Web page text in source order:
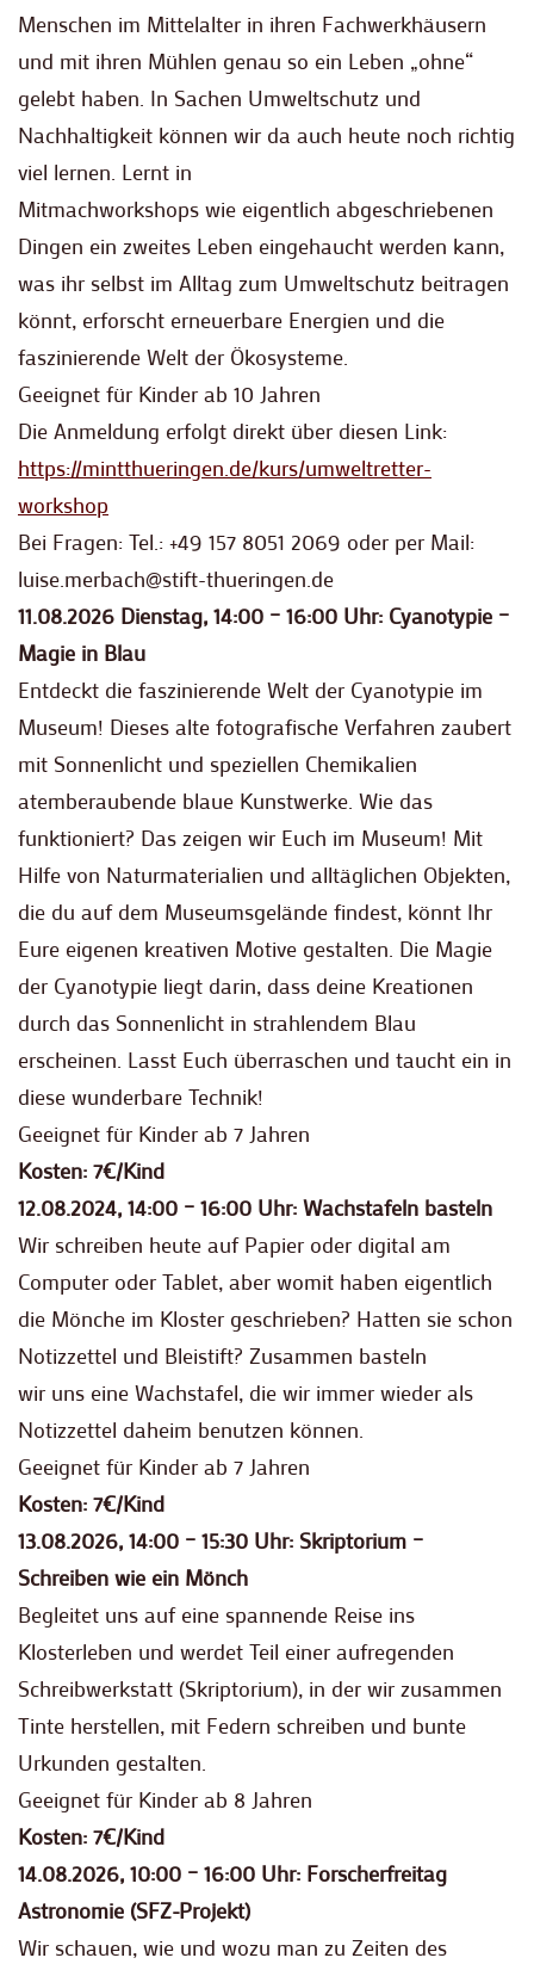
Menschen im Mittelalter in ihren Fachwerkhäusern
und mit ihren Mühlen genau so ein Leben „ohne“
gelebt haben. In Sachen Umweltschutz und
Nachhaltigkeit können wir da auch heute noch richtig
viel lernen. Lernt in
Mitmachworkshops wie eigentlich abgeschriebenen
Dingen ein zweites Leben eingehaucht werden kann,
was ihr selbst im Alltag zum Umweltschutz beitragen
könnt, erforscht erneuerbare Energien und die
faszinierende Welt der Ökosysteme.
Geeignet für Kinder ab 10 Jahren
Die Anmeldung erfolgt direkt über diesen Link:
https://mintthueringen.de/kurs/umweltretter-
workshop
Bei Fragen: Tel.: +49 157 8051 2069 oder per Mail:
luise.merbach@stift-thueringen.de
11.08.2026 Dienstag, 14:00 – 16:00 Uhr: Cyanotypie –
Magie in Blau
Entdeckt die faszinierende Welt der Cyanotypie im
Museum! Dieses alte fotografische Verfahren zaubert
mit Sonnenlicht und speziellen Chemikalien
atemberaubende blaue Kunstwerke. Wie das
funktioniert? Das zeigen wir Euch im Museum! Mit
Hilfe von Naturmaterialien und alltäglichen Objekten,
die du auf dem Museumsgelände findest, könnt Ihr
Eure eigenen kreativen Motive gestalten. Die Magie
der Cyanotypie liegt darin, dass deine Kreationen
durch das Sonnenlicht in strahlendem Blau
erscheinen. Lasst Euch überraschen und taucht ein in
diese wunderbare Technik!
Geeignet für Kinder ab 7 Jahren
Kosten: 7€/Kind
12.08.2024, 14:00 – 16:00 Uhr: Wachstafeln basteln
Wir schreiben heute auf Papier oder digital am
Computer oder Tablet, aber womit haben eigentlich
die Mönche im Kloster geschrieben? Hatten sie schon
Notizzettel und Bleistift? Zusammen basteln
wir uns eine Wachstafel, die wir immer wieder als
Notizzettel daheim benutzen können.
Geeignet für Kinder ab 7 Jahren
Kosten: 7€/Kind
13.08.2026, 14:00 – 15:30 Uhr: Skriptorium –
Schreiben wie ein Mönch
Begleitet uns auf eine spannende Reise ins
Klosterleben und werdet Teil einer aufregenden
Schreibwerkstatt (Skriptorium), in der wir zusammen
Tinte herstellen, mit Federn schreiben und bunte
Urkunden gestalten.
Geeignet für Kinder ab 8 Jahren
Kosten: 7€/Kind
14.08.2026, 10:00 – 16:00 Uhr: Forscherfreitag
Astronomie (SFZ-Projekt)
Wir schauen, wie und wozu man zu Zeiten des